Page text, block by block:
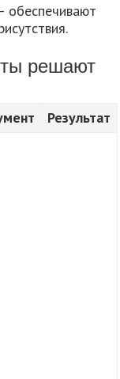
обеспечивают
решают
Результат